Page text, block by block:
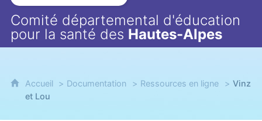
Comité départemental d'éducation
pour la santé des Hautes-Alpes
Accueil Documentation Ressources en ligne
Vinz
et Lou